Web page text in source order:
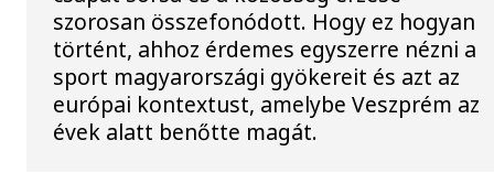
szorosan összefonódott. Hogy ez hogyan
történt, ahhoz érdemes egyszerre nézni a
sport magyarországi gyökereit és azt az
európai kontextust, amelybe Veszprém az
évek alatt benőtte magát.